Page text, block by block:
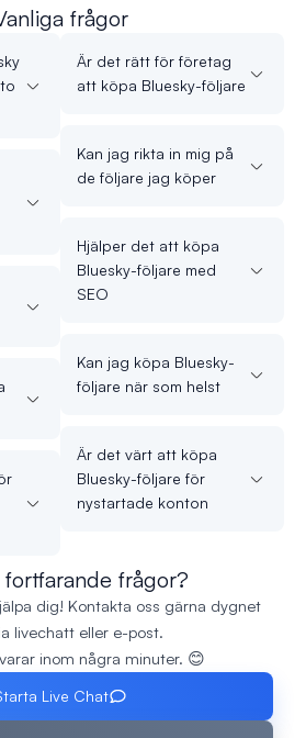
frågor
Är det rätt för företag
att köpa Bluesky-följare
Kan jag rikta in mig på
de följare jag köper
Hjälper det att köpa
Bluesky-följare med
SEO
Kan jag köpa Bluesky-
följare när som helst
Är det värt att köpa
Bluesky-följare för
nystartade konton
frågor?
dig! Kontakta oss gärna dygnet
livechatt eller e-post.
inom några minuter. 😊
Live Chat